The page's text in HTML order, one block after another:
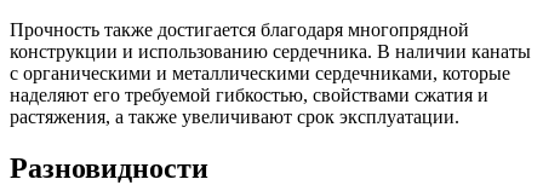
Прочность также достигается благодаря многопрядной
конструкции и использованию сердечника. В наличии канаты
с органическими и металлическими сердечниками, которые
наделяют его требуемой гибкостью, свойствами сжатия и
растяжения, а также увеличивают срок эксплуатации.
Разновидности